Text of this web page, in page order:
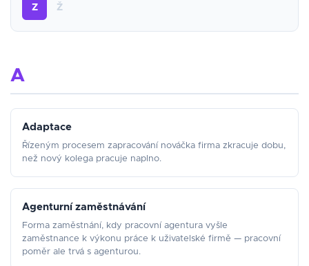
Z Ž
A
Adaptace
Řízeným procesem zapracování nováčka firma zkracuje dobu,
než nový kolega pracuje naplno.
Agenturní zaměstnávání
Forma zaměstnání, kdy pracovní agentura vyšle
zaměstnance k výkonu práce k uživatelské firmě — pracovní
poměr ale trvá s agenturou.